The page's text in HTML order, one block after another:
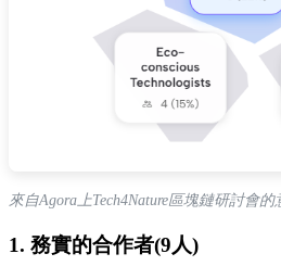
來自Agora上Tech4Nature區塊鏈研討會
1. 務實的合作者(9人)